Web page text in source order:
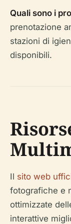
Quali sono i
prenotazione
stazioni di
disponibili.
Il sito web
fotografiche e
ottimizzate
interattive